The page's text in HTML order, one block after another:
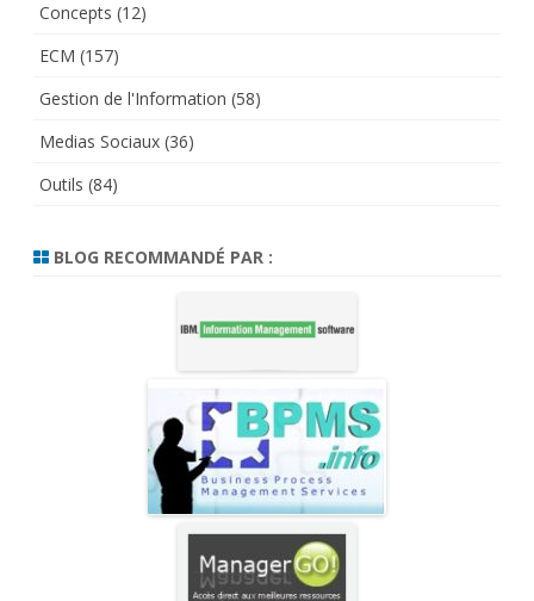
Concepts (12)
ECM (157)
Gestion de l'Information (58)
Medias Sociaux (36)
Outils (84)
BLOG RECOMMANDÉ PAR :